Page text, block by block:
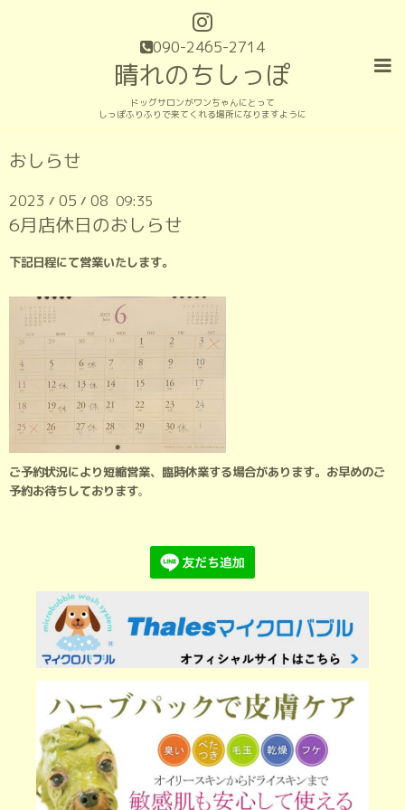
090-2465-2714
晴れのちしっぽ
ドッグサロンがワンちゃんにとって
しっぽふりふりで来てくれる場所になりますように
おしらせ
2023 / 05 / 08 09:35
6月店休日のおしらせ
下記日程にて営業いたします。
ご予約状況により短縮営業、臨時休業する場合があります。お早めのご
予約お待ちしております。